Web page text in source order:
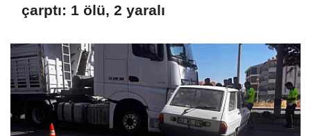
çarptı: 1 ölü, 2 yaralı